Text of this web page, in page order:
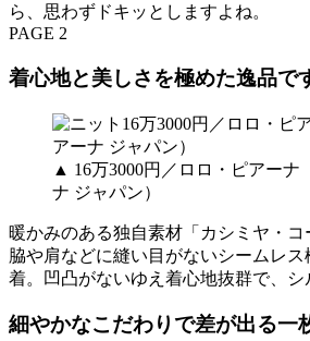
ら、思わずドキッとしますよね。
PAGE 2
着心地と美しさを極めた逸品で
▲ 16万3000円／ロロ・ピアーナ
ナ ジャパン）
暖かみのある独自素材「カシミヤ・コ
脇や肩などに縫い目がないシームレ
着。凹凸がないゆえ着心地抜群で、シ
細やかなこだわりで差が出る一